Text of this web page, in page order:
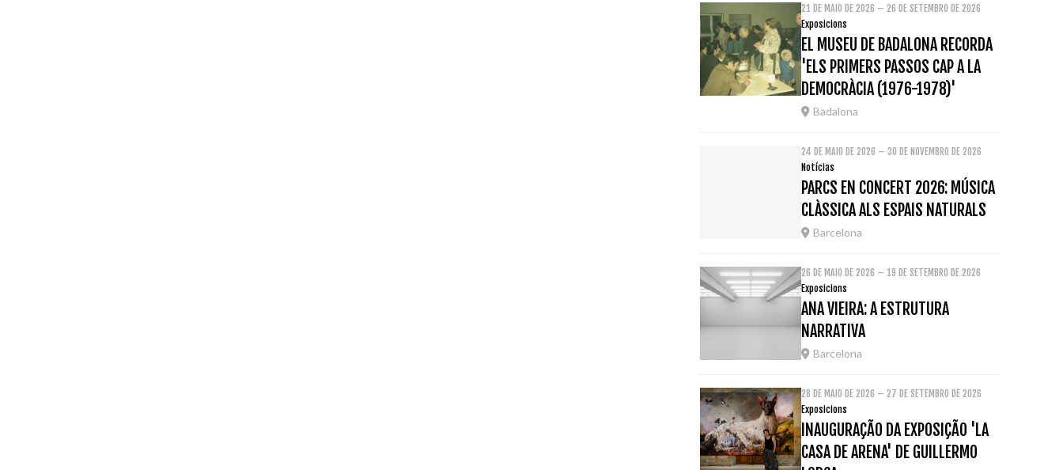
21 DE MAIO DE 2026 – 26 DE SETEMBRO DE 2026
Exposicions
EL MUSEU DE BADALONA RECORDA
'ELS PRIMERS PASSOS CAP A LA
DEMOCRÀCIA (1976-1978)'
Badalona
24 DE MAIO DE 2026 – 30 DE NOVEMBRO DE 2026
Notícias
PARCS EN CONCERT 2026: MÚSICA
CLÀSSICA ALS ESPAIS NATURALS
Barcelona
26 DE MAIO DE 2026 – 19 DE SETEMBRO DE 2026
Exposicions
ANA VIEIRA: A ESTRUTURA
NARRATIVA
Barcelona
28 DE MAIO DE 2026 – 27 DE SETEMBRO DE 2026
Exposicions
INAUGURAÇÃO DA EXPOSIÇÃO 'LA
CASA DE ARENA' DE GUILLERMO